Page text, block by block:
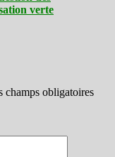
verte
champs obligatoires